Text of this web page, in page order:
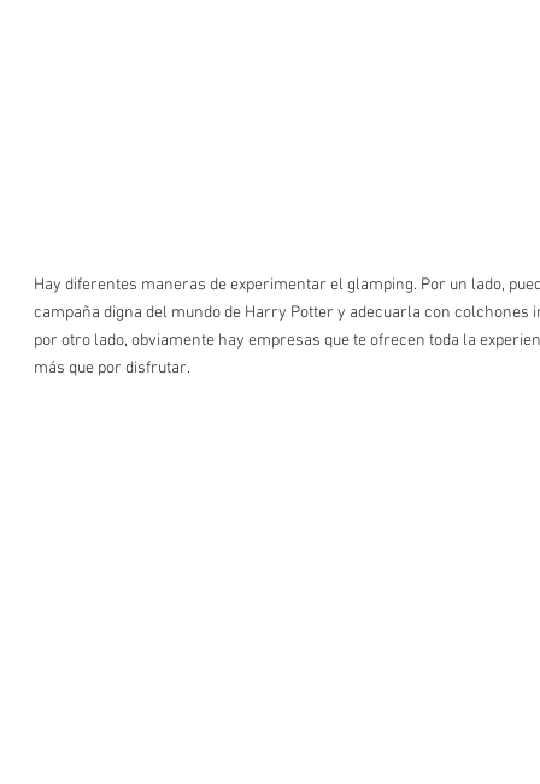
Hay diferentes maneras de experimentar el glamping. Por un lado,
campaña digna del mundo de Harry Potter y adecuarla con colchones
por otro lado, obviamente hay empresas que te ofrecen toda la
más que por disfrutar.